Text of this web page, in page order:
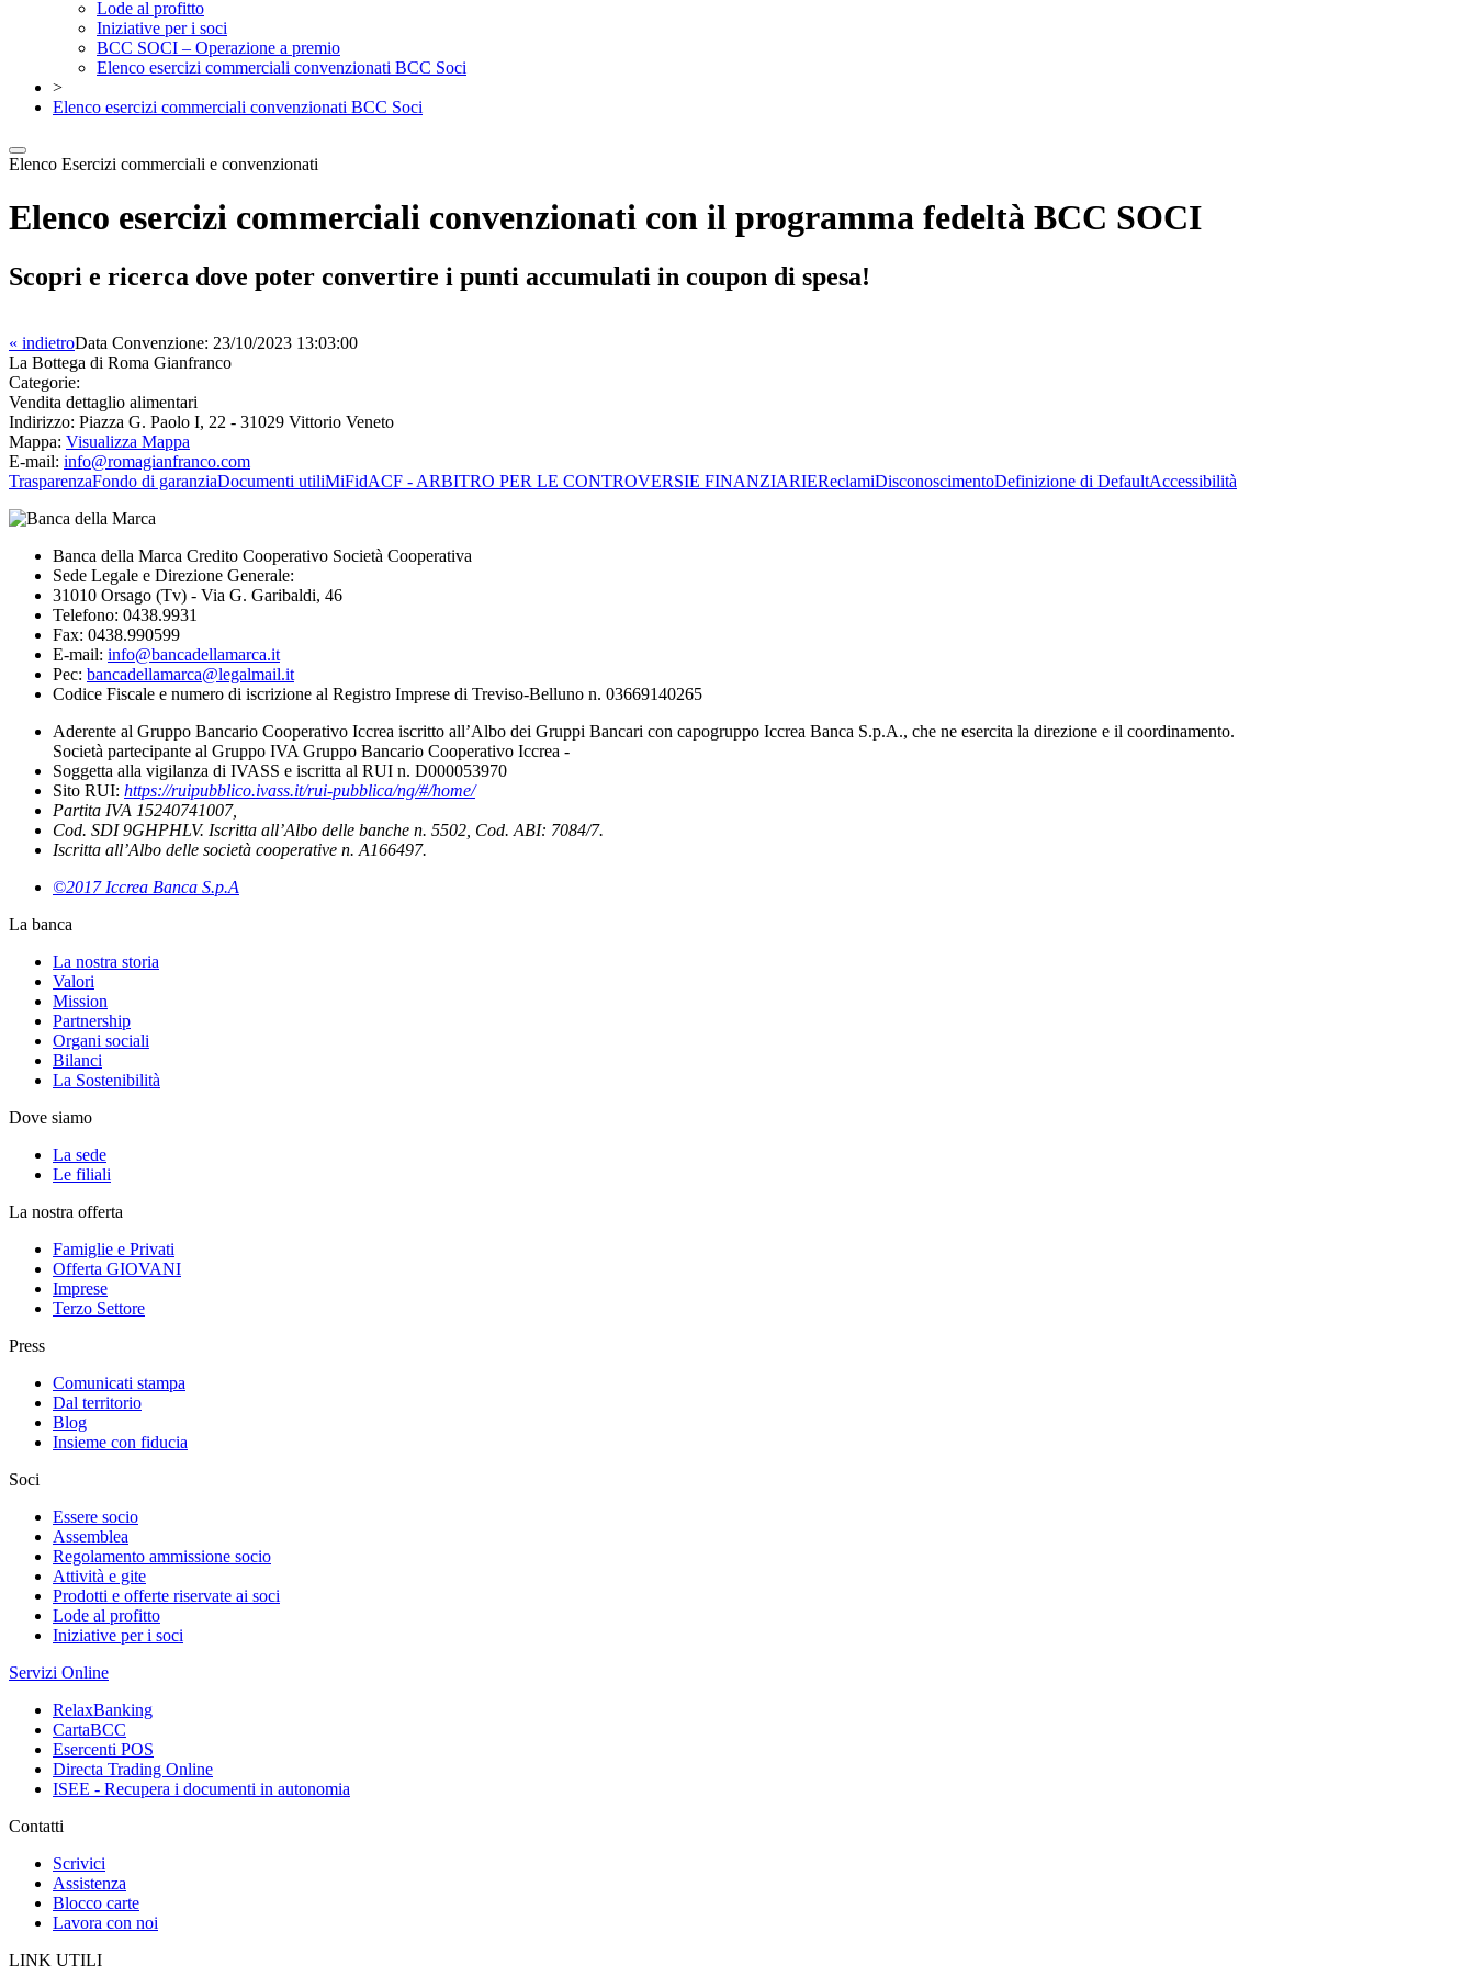
Lode al profitto
Iniziative per i soci
BCC SOCI – Operazione a premio
Elenco esercizi commerciali convenzionati BCC Soci
>
Elenco esercizi commerciali convenzionati BCC Soci
Elenco Esercizi commerciali e convenzionati
Elenco esercizi commerciali convenzionati con il programma fedeltà BCC SOCI
Scopri e ricerca dove poter convertire i punti accumulati in coupon di spesa!
« indietroData Convenzione: 23/10/2023 13:03:00
La Bottega di Roma Gianfranco
Categorie:
Vendita dettaglio alimentari
Indirizzo: Piazza G. Paolo I, 22 - 31029 Vittorio Veneto
Mappa: Visualizza Mappa
E-mail: info@romagianfranco.com
TrasparenzaFondo di garanziaDocumenti utiliMiFidACF - ARBITRO PER LE CONTROVERSIE FINANZIARIEReclamiDisconoscimentoDefinizione di DefaultAccessibilità
Banca della Marca Credito Cooperativo Società Cooperativa
Sede Legale e Direzione Generale:
31010 Orsago (Tv) - Via G. Garibaldi, 46
Telefono: 0438.9931
Fax: 0438.990599
E-mail: info@bancadellamarca.it
Pec: bancadellamarca@legalmail.it
Codice Fiscale e numero di iscrizione al Registro Imprese di Treviso-Belluno n. 03669140265
Aderente al Gruppo Bancario Cooperativo Iccrea iscritto all’Albo dei Gruppi Bancari con capogruppo Iccrea Banca S.p.A., che ne esercita la direzione e il coordinamento.
Società partecipante al Gruppo IVA Gruppo Bancario Cooperativo Iccrea -
Soggetta alla vigilanza di IVASS e iscritta al RUI n. D000053970
Sito RUI: https://ruipubblico.ivass.it/rui-pubblica/ng/#/home/
Partita IVA 15240741007,
Cod. SDI 9GHPHLV. Iscritta all’Albo delle banche n. 5502, Cod. ABI: 7084/7.
Iscritta all’Albo delle società cooperative n. A166497.
©2017 Iccrea Banca S.p.A
La banca
La nostra storia
Valori
Mission
Partnership
Organi sociali
Bilanci
La Sostenibilità
Dove siamo
La sede
Le filiali
La nostra offerta
Famiglie e Privati
Offerta GIOVANI
Imprese
Terzo Settore
Press
Comunicati stampa
Dal territorio
Blog
Insieme con fiducia
Soci
Essere socio
Assemblea
Regolamento ammissione socio
Attività e gite
Prodotti e offerte riservate ai soci
Lode al profitto
Iniziative per i soci
Servizi Online
RelaxBanking
CartaBCC
Esercenti POS
Directa Trading Online
ISEE - Recupera i documenti in autonomia
Contatti
Scrivici
Assistenza
Blocco carte
Lavora con noi
LINK UTILI